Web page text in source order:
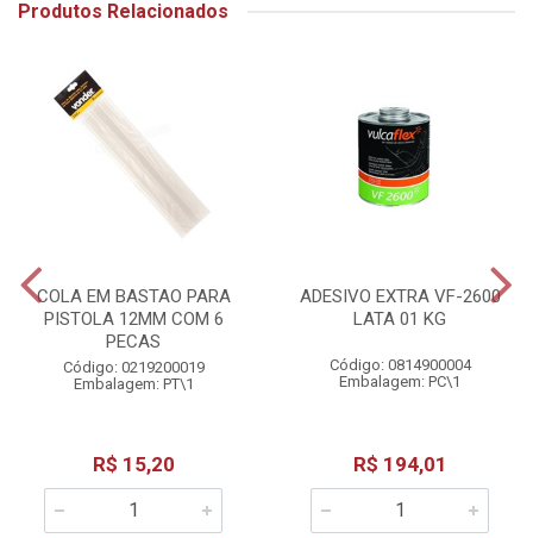
Produtos Relacionados
COLA EM BASTAO PARA
PISTOLA 12MM COM 6
PECAS
Código: 0219200019
Embalagem: PT\1
R$ 15,20
ADESIVO EXTRA VF-2600
LATA 01 KG
Código: 0814900004
Embalagem: PC\1
R$ 194,01